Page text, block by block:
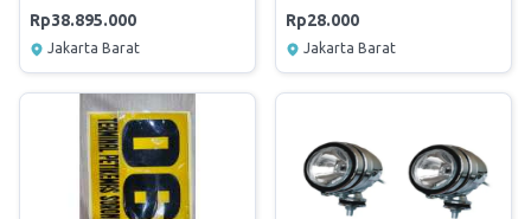
Rp38.895.000
Jakarta Barat
Rp28.000
Jakarta Barat